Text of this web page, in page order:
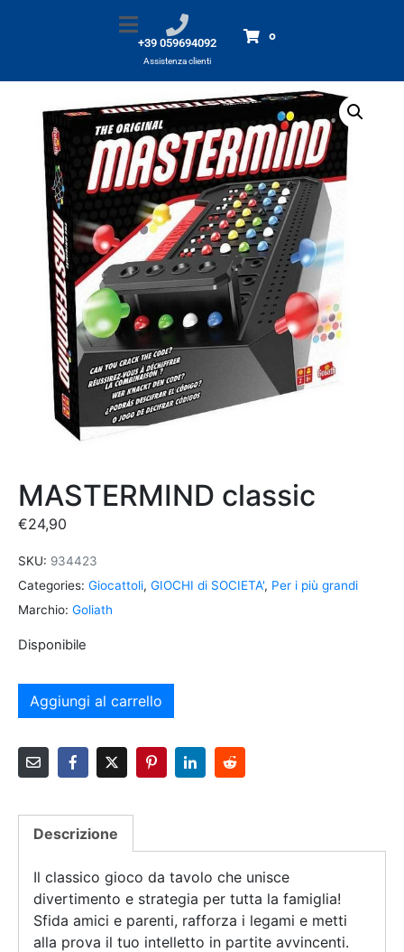
+39 059694092
Assistenza clienti
0
Prodotti MASTERMIND classic
MASTERMIND classic
€24,90
SKU: 934423
Categories: Giocattoli, GIOCHI di SOCIETA', Per i più grandi
Marchio: Goliath
Disponibile
Aggiungi al carrello
Descrizione
Il classico gioco da tavolo che unisce
divertimento e strategia per tutta la famiglia!
Sfida amici e parenti, rafforza i legami e metti
alla prova il tuo intelletto in partite avvincenti.